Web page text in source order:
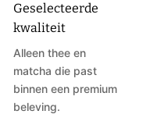
Geselecteerde
kwaliteit
Alleen thee en
matcha die past
binnen een premium
beleving.